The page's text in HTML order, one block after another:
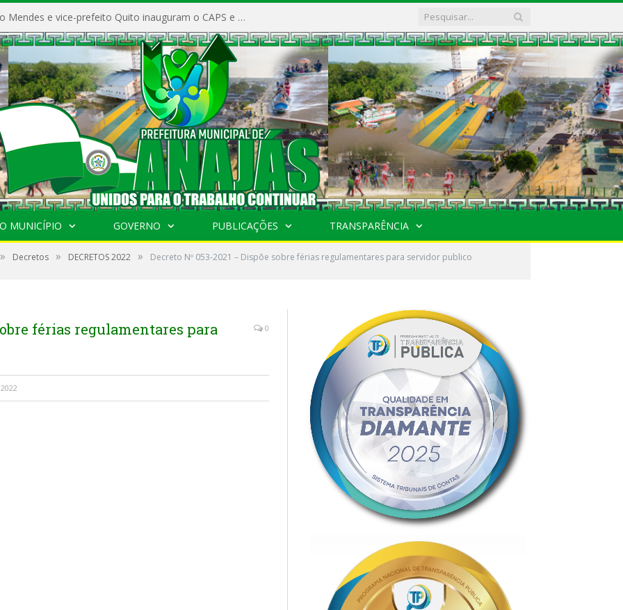
Prefeito Vivaldo Mendes e vice-prefeito Quito inauguram o CAPS e fortalecem a saúde pública em Anajás.
O MUNICÍPIO GOVERNO PUBLICAÇÕES TRANSPARÊNCIA
» Decretos » DECRETOS 2022 » Decreto Nº 053-2021 – Dispõe sobre férias regulamentares para servidor publico
férias regulamentares para
0